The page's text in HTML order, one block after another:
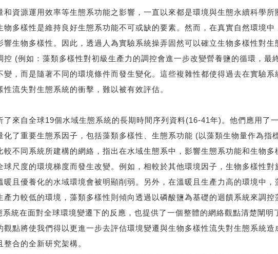
資源運用效率等生態系功能之影響，一直以來都是環境與生態永續科學
多樣性是維持良好生態系功能不可或缺的要素。然而，在真實自然環境
生物多樣性。因此，透過人為實驗系統操弄固然可以確立生物多樣性對
(例如：藻類多樣性對初級生產力的調控會進一步改變營養鹽的循環，最
，而是隨著不同的環境條件而發生變化。這些複雜性都使得過去在實驗
流失對生態系統的衝擊，難以被有效評估。
來自全球19個水域生態系統的長期時間序列資料(16-41年)。他們應用了
了重要生態系因子，包括藻類多樣性、生態系功能 (以藻類生物量作為指
不同系統所建構的網絡，指出在水域生態系中，影響生態系功能和生物
尺度的環境梯度而發生改變。例如，相較於其他環境因子，生物多樣性
且優養化的水域環境會被明顯削弱。另外，在溫暖且生產力高的環境中
產力較低的環境，藻類多樣性則傾向透過以磷酸鹽為基礎的迴饋系統來調
統在面對全球環境變遷下的反應，也提供了一個整體的網絡觀點清楚闡
點將使我們得以更進一步去評估環境變遷與生物多樣性流失對生態系統
合的全新研究架構。